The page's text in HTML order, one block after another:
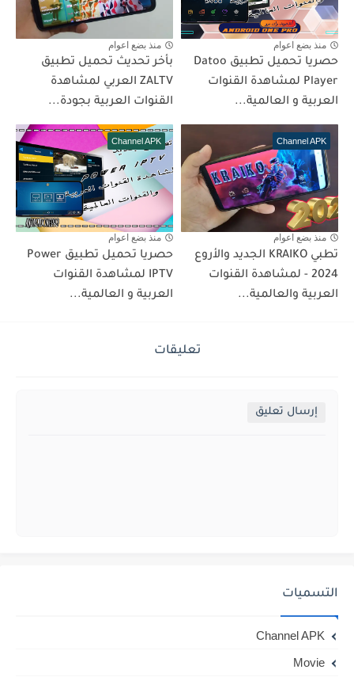
منذ بضع اعوام
حصريا تحميل تطبيق Datoo
Player لمشاهدة القنوات
العربية و العالمية...
منذ بضع اعوام
بأخر تحديث تحميل تطبيق
ZALTV العربي لمشاهدة
القنوات العربية بجودة...
Channel APK
منذ بضع اعوام
تطبي KRAIKO الجديد والأروع
2024 - لمشاهدة القنوات
العربية والعالمية...
Channel APK
منذ بضع اعوام
حصريا تحميل تطبيق Power
IPTV لمشاهدة القنوات
العربية و العالمية...
تعليقات
إرسال تعليق
التسميات
Channel APK
Movie